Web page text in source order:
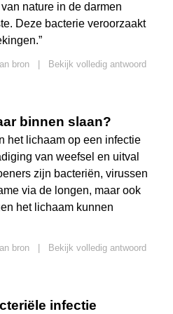
nature in de darmen
Deze bacterie veroorzaakt
bron
Bekijk volledig antwoord
binnen slaan?
het lichaam op een infectie
van weefsel en uitval
zijn bacteriën, virussen
via de longen, maar ook
het lichaam kunnen
bron
Bekijk volledig antwoord
infectie